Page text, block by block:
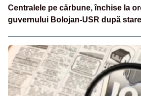
Centralele pe cărbune, închise la
guvernului Bolojan-USR după